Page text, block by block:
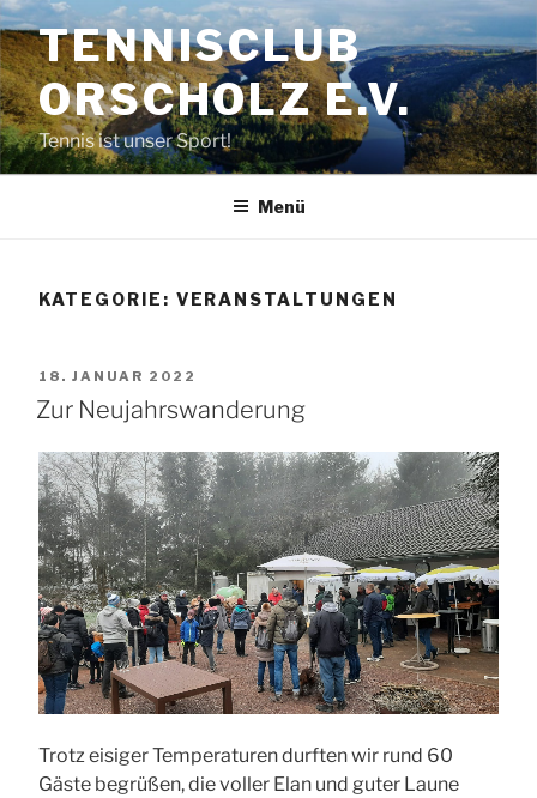
Zum
Inhalt
springenTENNISCLUB
ORSCHOLZ E.V.
Tennis ist unser Sport!
Menü
KATEGORIE: VERANSTALTUNGEN
VERÖFFENTLICHT
AM
18. JANUAR 2022
Zur Neujahrswanderung
Trotz eisiger Temperaturen durften wir rund 60
Gäste begrüßen, die voller Elan und guter Laune